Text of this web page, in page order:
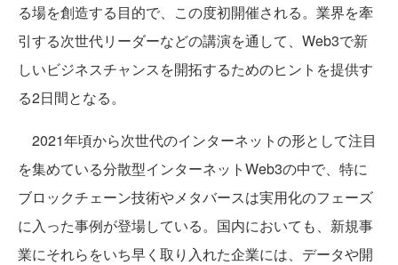
る場を創造する目的で、この度初開催される。業界を牽
引する次世代リーダーなどの講演を通して、Web3で新
しいビジネスチャンスを開拓するためのヒントを提供す
る2日間となる。
2021年頃から次世代のインターネットの形として注目
を集めている分散型インターネットWeb3の中で、特に
ブロックチェーン技術やメタバースは実用化のフェーズ
に入った事例が登場している。国内においても、新規事
業にそれらをいち早く取り入れた企業には、データや開